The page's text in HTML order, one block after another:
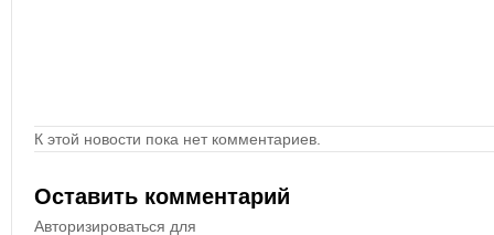
К этой новости пока нет комментариев.
Оставить комментарий
Авторизироваться для